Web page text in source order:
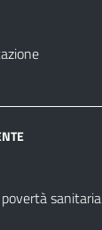
sanitaria